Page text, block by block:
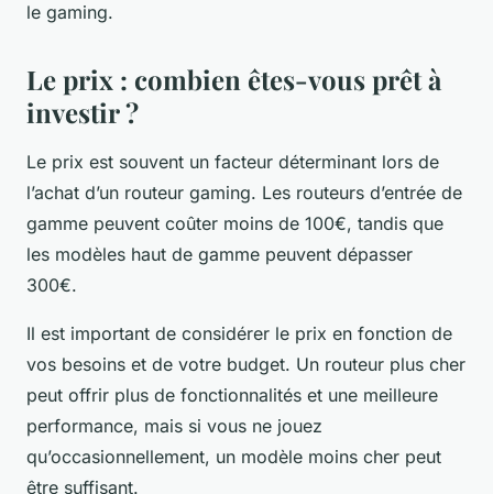
le gaming.
Le prix : combien êtes-vous prêt à
investir ?
Le prix est souvent un facteur déterminant lors de
l’achat d’un routeur gaming. Les routeurs d’entrée de
gamme peuvent coûter moins de 100€, tandis que
les modèles haut de gamme peuvent dépasser
300€.
Il est important de considérer le prix en fonction de
vos besoins et de votre budget. Un routeur plus cher
peut offrir plus de fonctionnalités et une meilleure
performance, mais si vous ne jouez
qu’occasionnellement, un modèle moins cher peut
être suffisant.